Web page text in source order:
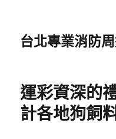
台北專業消防
運彩資深的
計各地狗飼